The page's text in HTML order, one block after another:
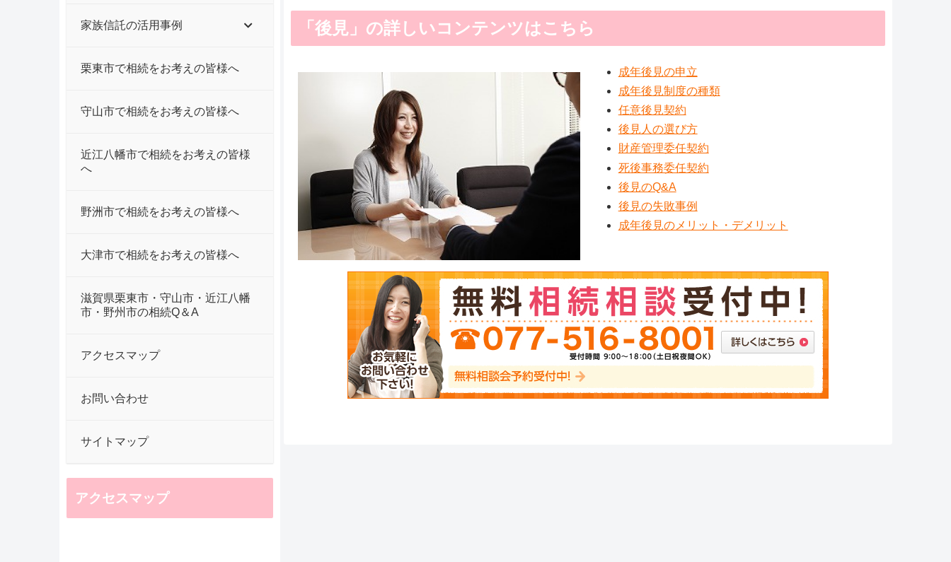
「後見」の詳しいコンテンツはこちら
成年後見の申立
成年後見制度の種類
任意後見契約
後見人の選び方
財産管理委任契約
死後事務委任契約
後見のQ&A
後見の失敗事例
成年後見のメリット・デメリット
家族信託の活用事例
栗東市で相続をお考えの皆様へ
守山市で相続をお考えの皆様へ
近江八幡市で相続をお考えの皆様
へ
野洲市で相続をお考えの皆様へ
大津市で相続をお考えの皆様へ
滋賀県栗東市・守山市・近江八幡
市・野州市の相続Q＆A
アクセスマップ
お問い合わせ
サイトマップ
アクセスマップ